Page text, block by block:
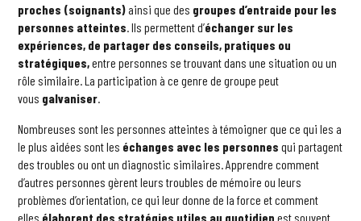
proches (soignants)ainsi que des groupes d’entraide pour les
personnes atteintes . Ils permettent d’échanger sur les
expériences, de partager des conseils, pratiques ou
stratégiques,entre personnes se trouvant dans une situation ou un
rôle similaire. La participation à ce genre de groupe peut
vous galvaniser
Nombreuses sont les personnes atteintes à témoigner que ce qui les a
le plus aidées sont les échanges avec les personnes qui partagent
des troubles ou ont un diagnostic similaires. Apprendre comment
d’autres personnes gèrent leurs troubles de mémoire ou leurs
problèmes d’orientation, ce qui leur donne de la force et comment
elles élaborent des stratégies utiles au quotidien est souvent